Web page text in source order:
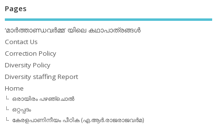
Pages
‘മാര്‍ത്താണ്ഡവര്‍മ്മ’ യിലെ കഥാപാത്രങ്ങള്‍
Contact Us
Correction Policy
Diversity Policy
Diversity staffing Report
Home
ഒരായിരം പഴഞ്ചൊല്‍
ഒറ്റപ്പദം
കേരളപാണിനീയം പീഠിക (എ.ആര്‍.രാജരാജവര്‍മ)